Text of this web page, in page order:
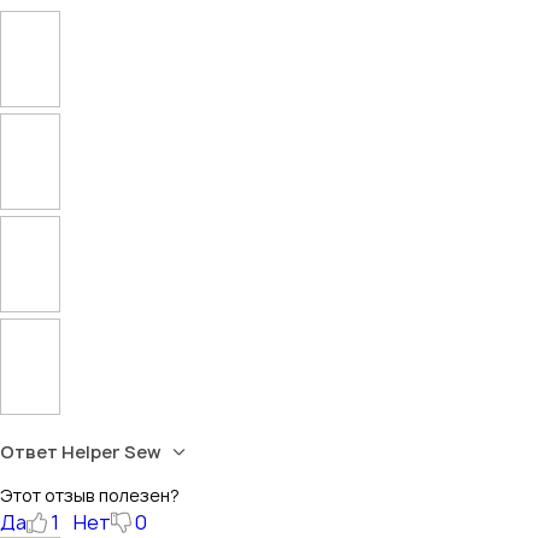
Ответ Helper Sew
Этот отзыв полезен?
Да 1 Нет 0